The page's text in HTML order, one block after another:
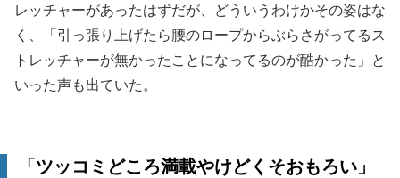
レッチャーがあったはずだが、どういうわけかその姿はな
く、「引っ張り上げたら腰のロープからぶらさがってるス
トレッチャーが無かったことになってるのが酷かった」と
いった声も出ていた。
「ツッコミどころ満載やけどくそおもろい」